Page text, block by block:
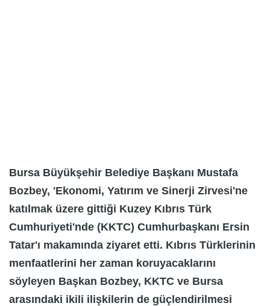
Bursa Büyükşehir Belediye Başkanı Mustafa
Bozbey, 'Ekonomi, Yatırım ve Sinerji Zirvesi'ne
katılmak üzere gittiği Kuzey Kıbrıs Türk
Cumhuriyeti'nde (KKTC) Cumhurbaşkanı Ersin
Tatar'ı makamında ziyaret etti. Kıbrıs Türklerinin
menfaatlerini her zaman koruyacaklarını
söyleyen Başkan Bozbey, KKTC ve Bursa
arasındaki ikili ilişkilerin de güçlendirilmesi